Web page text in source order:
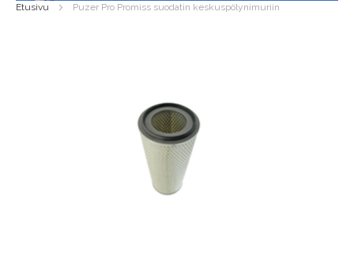
Etusivu Puzer Pro Promiss suodatin keskuspölynimuriin